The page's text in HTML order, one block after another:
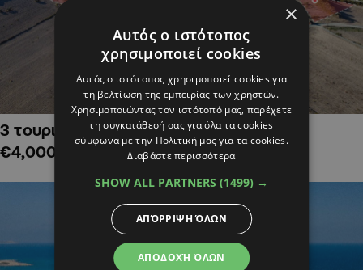
3 τουριστικά χωράφια στην Αλαμινό,
€4,000,000
×
Αυτός ο ιστότοπος
χρησιμοποιεί cookies
Αυτός ο ιστότοπος χρησιμοποιεί cookies για
τη βελτίωση της εμπειρίας των χρηστών.
Χρησιμοποιώντας τον ιστότοπό μας, παρέχετε
τη συγκατάθεσή σας για όλα τα cookies
σύμφωνα με την Πολιτική μας για τα cookies.
Διαβάστε περισσότερα
SHOW ALL PARTNERS (1499) →
ΑΠΟΔΟΧΉ ΌΛΩΝ
ΑΠΌΡΡΙΨΗ ΌΛΩΝ